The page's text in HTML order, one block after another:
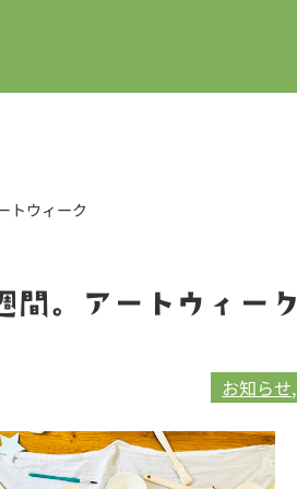
トウィーク
間。アートウィーク
お知らせ,